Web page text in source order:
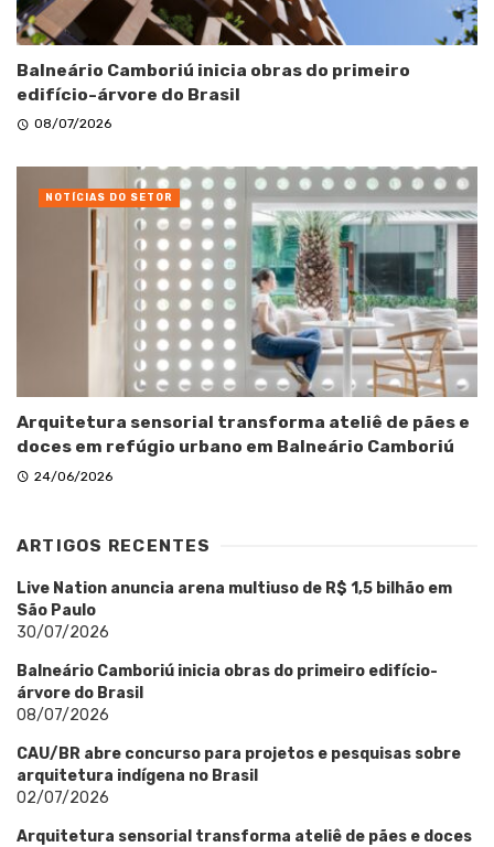
Balneário Camboriú inicia obras do primeiro
edifício-árvore do Brasil
08/07/2026
Arquitetura sensorial transforma ateliê de pães e
doces em refúgio urbano em Balneário Camboriú
24/06/2026
NOTÍCIAS DO SETOR
ARTIGOS RECENTES
Live Nation anuncia arena multiuso de R$ 1,5 bilhão em
São Paulo
30/07/2026
Balneário Camboriú inicia obras do primeiro edifício-
árvore do Brasil
08/07/2026
CAU/BR abre concurso para projetos e pesquisas sobre
arquitetura indígena no Brasil
02/07/2026
Arquitetura sensorial transforma ateliê de pães e doces